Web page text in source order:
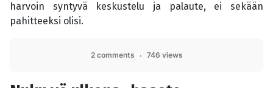
harvoin syntyvä keskustelu ja palaute, ei sekään
pahitteeksi olisi.
2 comments 746 views